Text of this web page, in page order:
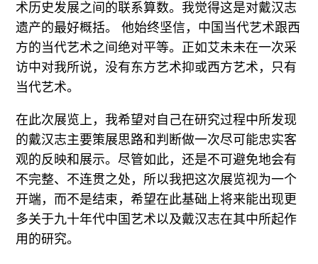
术历史发展之间的联系算数。我觉得这是对戴汉志
遗产的最好概括。 他始终坚信，中国当代艺术跟西
方的当代艺术之间绝对平等。正如艾未未在一次采
访中对我所说，没有东方艺术抑或西方艺术，只有
当代艺术。
在此次展览上，我希望对自己在研究过程中所发现
的戴汉志主要策展思路和判断做一次尽可能忠实客
观的反映和展示。尽管如此，还是不可避免地会有
不完整、不连贯之处，所以我把这次展览视为一个
开端，而不是结束，希望在此基础上将来能出现更
多关于九十年代中国艺术以及戴汉志在其中所起作
用的研究。